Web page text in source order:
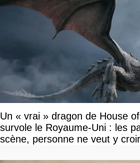
Un « vrai » dragon de House
survole le Royaume-Uni : les
scène, personne ne veut y